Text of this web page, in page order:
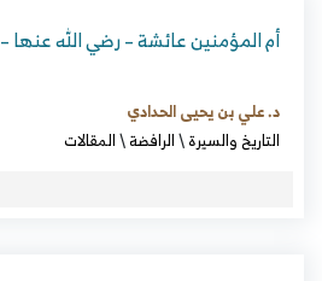
أم المؤمنين عائشة – رضي الله عنها –
د. علي بن يحيى الحدادي
التاريخ والسيرة\الرافضة\المقالات